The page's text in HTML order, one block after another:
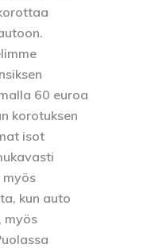
60 euroa
korotuksen
isot
kun auto
myös